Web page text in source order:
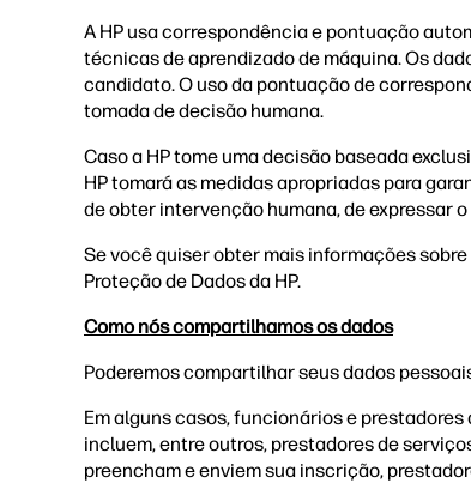
A HP usa correspondência e pontuação
técnicas de aprendizado de máquina. Os
candidato. O uso da pontuação de
tomada de decisão humana.
Caso a HP tome uma decisão baseada
HP tomará as medidas apropriadas para
de obter intervenção humana, de expressar
Se você quiser obter mais informações
Proteção de Dados da HP.
Como nós compartilhamos os dados
Poderemos compartilhar seus dados
Em alguns casos, funcionários e
incluem, entre outros, prestadores de
preencham e enviem sua inscrição,